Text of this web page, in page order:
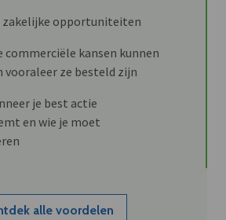
zakelijke opportuniteiten
commerciële kansen kunnen
vooraleer ze besteld zijn
je best actie
en wie je moet
alle voordelen